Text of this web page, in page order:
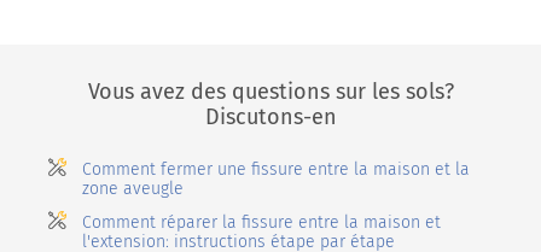
Vous avez des questions sur les sols?
Discutons-en
Comment fermer une fissure entre la maison et la
zone aveugle
Comment réparer la fissure entre la maison et
l'extension: instructions étape par étape